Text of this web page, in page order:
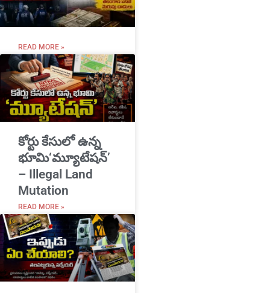
READ MORE »
​కోర్టు కేసులో ఉన్న
భూమి‘మ్యూటేషన్’
– Illegal Land
Mutation
READ MORE »